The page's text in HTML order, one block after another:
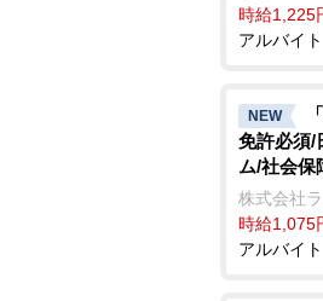
時給1,225
アルバイ
NEW
免許必須/
ム/社会保
株式会社
時給1,075
アルバイ